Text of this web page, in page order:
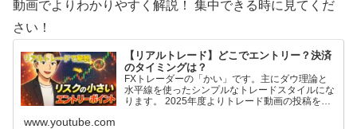
動画でよりわかりやすく解説！ 集中できる時に見てくだ
さい！
【リアルトレード】どこでエントリー？決済
のタイミングは？
FXトレーダーの「かい」です。主にダウ理論と
水平線を使ったシンプルなトレードスタイルにな
ります。 2025年度よりトレード動画の投稿を始
www.youtube.com